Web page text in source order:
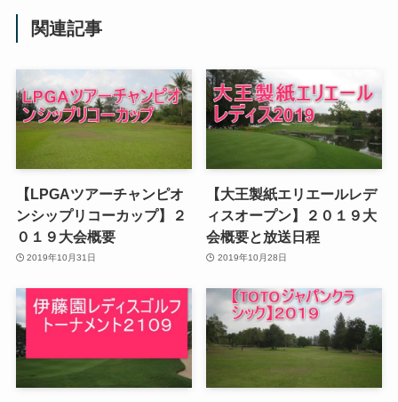
関連記事
【LPGAツアーチャンピオ
ンシップリコーカップ】２
０１９大会概要
2019年10月31日
【大王製紙エリエールレデ
ィスオープン】２０１９大
会概要と放送日程
2019年10月28日